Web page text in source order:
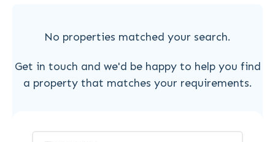
No properties matched your search.
Get in touch and we'd be happy to help you find
a property that matches your requirements.